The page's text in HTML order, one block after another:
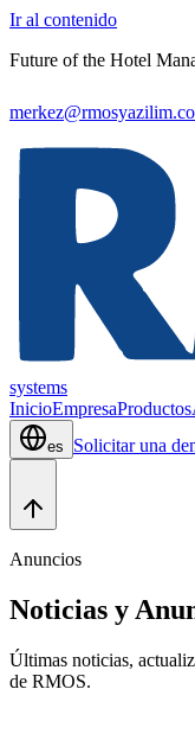
Ir al contenido
Future of the Hotel
systems
InicioEmpresaProductos
es Solicitar una
Anuncios
Noticias y
Últimas noticias,
de RMOS.